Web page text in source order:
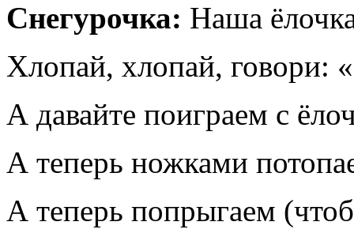
Снегурочка: Наша
Хлопай, хлопай, говори:
А давайте поиграем с
А теперь ножками
А теперь попрыгаем